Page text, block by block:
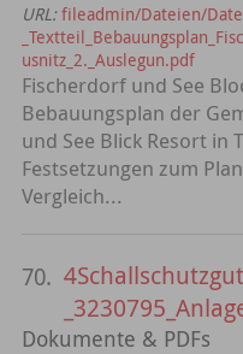
URL: fileadmin/Dateien/
usnitz_2._Auslegun.pdf
Fischerdorf und See
Bebauungsplan der
und See Blick Resort in
Festsetzungen zum
Vergleich...
70.
Dokumente & PDFs